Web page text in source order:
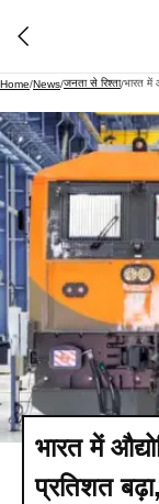
Home/News/जनता से रिश्ता/भारत में
भारत में
प्रतिशत